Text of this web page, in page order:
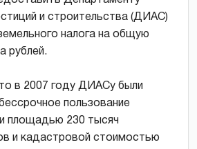
и строительства (ДИАС)
налога на общую
рублей.
в 2007 году ДИАСу были
пользование
площадью 230 тысяч
и кадастровой стоимостью